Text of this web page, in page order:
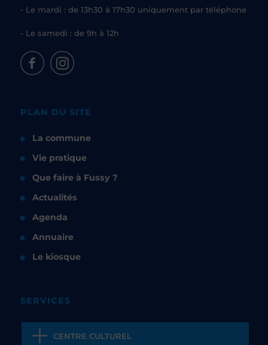
- Le mardi : de 13h30 à 17h30 uniquement par téléphone
- Le samedi : de 9h à 12h
PLAN DU SITE
La commune
Vie pratique
Que faire à Fussy ?
Actualités
Agenda
Annuaire
Le kiosque
SERVICES
CENTRE CULTUREL